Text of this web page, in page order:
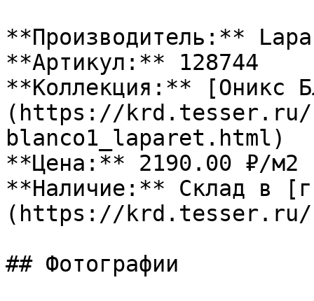
**Производитель:**
**Артикул:** 128744
**Коллекция:** [Оникс
(https://
blanco1_laparet.html)
**Цена:** 2190.00 ₽/м2
**Наличие:** Склад в
(https://krd.tesser.ru/
## Фотографии